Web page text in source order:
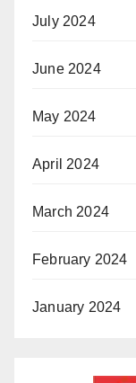
July 2024
June 2024
May 2024
April 2024
March 2024
February 2024
January 2024